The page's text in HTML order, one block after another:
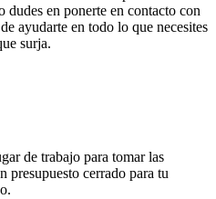
en ponerte en contacto con
ayudarte en todo lo que necesites
surja.
de trabajo para tomar las
presupuesto cerrado para tu